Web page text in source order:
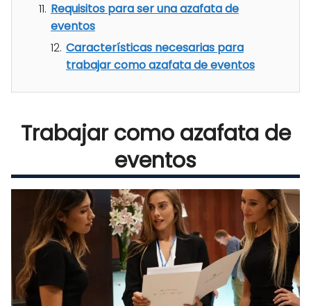
Requisitos para ser una azafata de
eventos
Características necesarias para
trabajar como azafata de eventos
Trabajar como azafata de
eventos